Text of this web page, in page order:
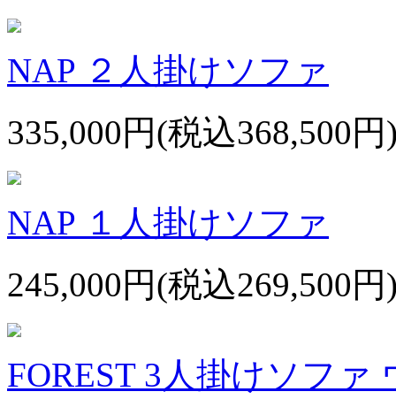
NAP ２人掛けソファ
335,000円(税込368,500円
NAP １人掛けソファ
245,000円(税込269,500円
FOREST 3人掛けソファ